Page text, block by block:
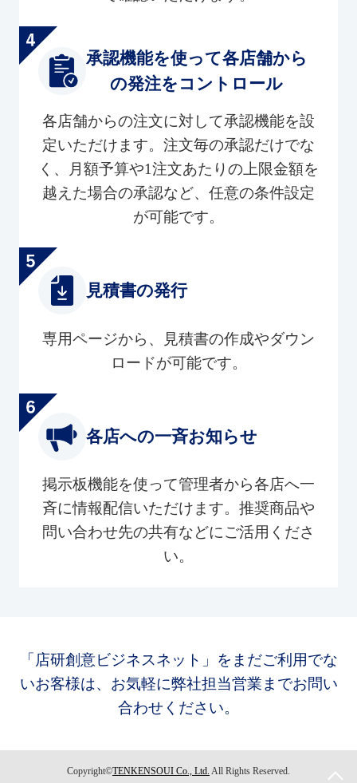
承認機能を使って各店舗から
の発注をコントロール
各店舗からの注文に対して承認機能を設
定いただけます。注文毎の承認だけでな
く、月額予算や1注文あたりの上限金額を
越えた場合の承認など、任意の条件設定
が可能です。
見積書の発行
専用ページから、見積書の作成やダウン
ロードが可能です。
各店への一斉お知らせ
掲示板機能を使って管理者から各店へ一
斉に情報配信いただけます。推奨商品や
問い合わせ先の共有などにご活用くださ
い。
「店研創意ビジネスネット」をまだご利用でな
いお客様は、お気軽に弊社担当営業までお問い
合わせください。
Copyright©TENKENSOUI Co., Ltd. All Rights Reserved.